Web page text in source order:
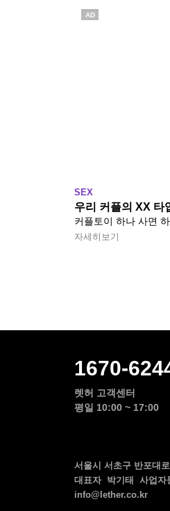
AD
SEX
우리 커플의 XX 타
커플토이 하나 사면
자세히보기
1670-
렛허 고객센터
평일 10:00 ~ 17:00
서울시 서초구 반포대
대표자 박기태 사업자
info@lether.co.kr